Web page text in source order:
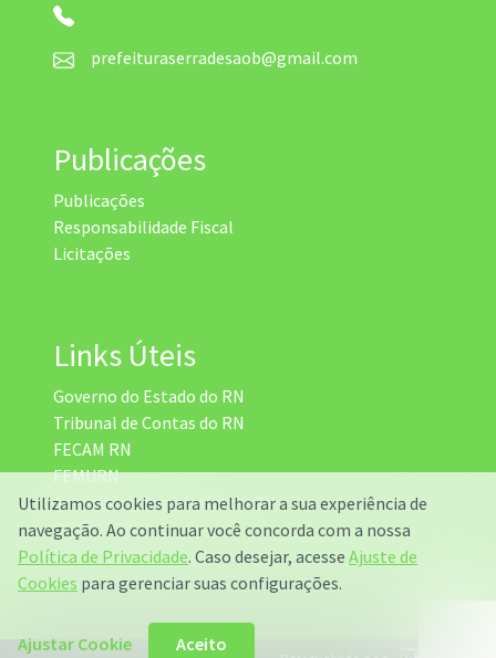
prefeituraserradesaob@gmail.com
Publicações
Publicações
Responsabilidade Fiscal
Licitações
Links Úteis
Governo do Estado do RN
Tribunal de Contas do RN
FECAM RN
FEMURN
Assembleia Legislativa do RN
DETRAN RN
Radar da Transparência
Utilizamos cookies para melhorar a sua experiência de
navegação. Ao continuar você concorda com a nossa
Política de Privacidade. Caso desejar, acesse Ajuste de
Cookies para gerenciar suas configurações.
Ajustar Cookie Aceito